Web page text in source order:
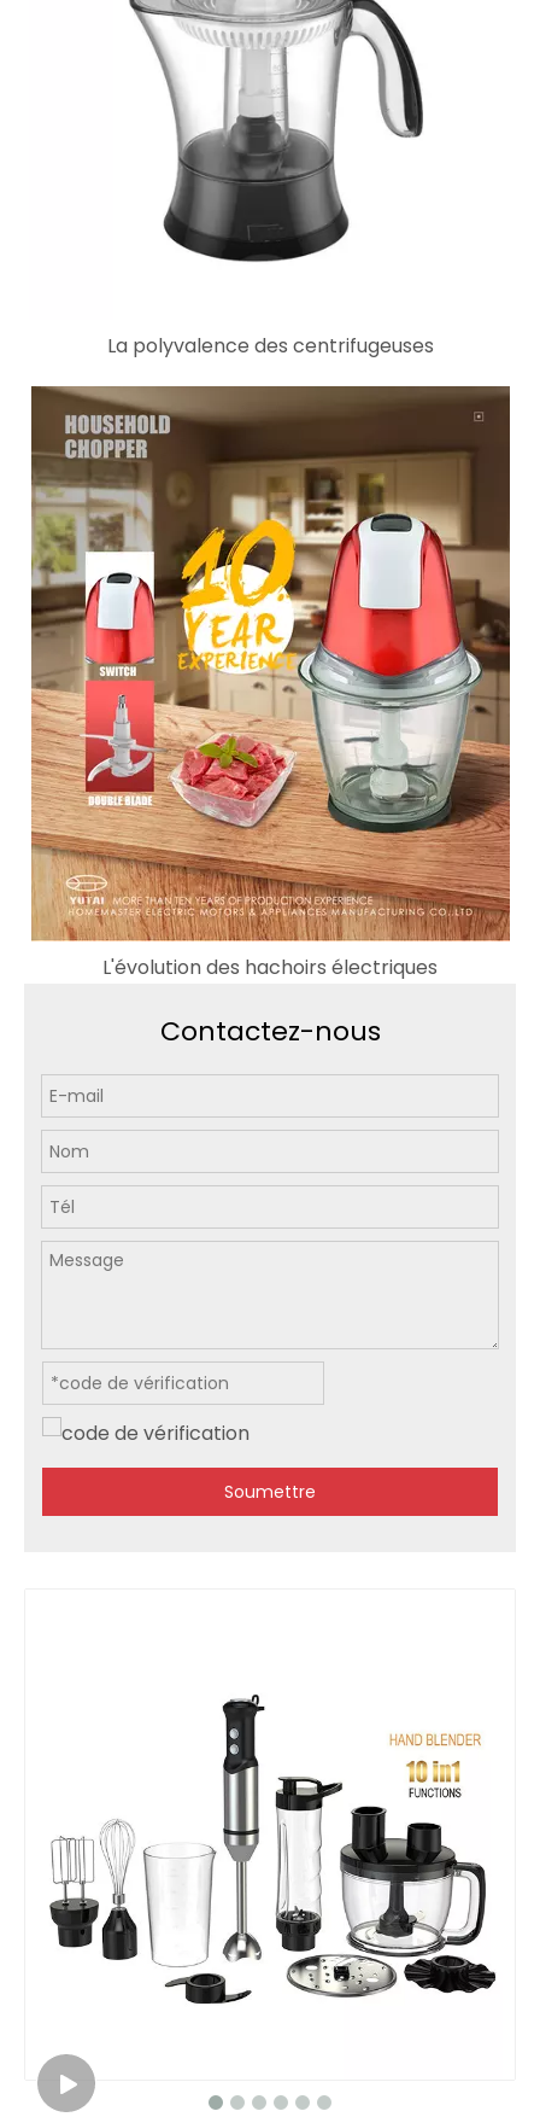
La polyvalence des centrifugeuses
L'évolution des hachoirs électriques
Contactez-nous
Soumettre